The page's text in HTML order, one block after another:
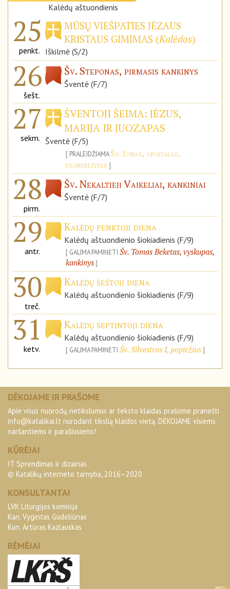
Kalėdų aštuondienis
25
penkt.
MŪSŲ VIEŠPATIES JĖZAUS
KRISTAUS GIMIMAS (Kalėdos)
Iškilmė (S/2)
26
šešt.
Šv. Steponas, pirmasis kankinys
Šventė (F/7)
27
sekm.
ŠVENTOJI ŠEIMA: JĖZUS,
MARIJA IR JUOZAPAS
Šventė (F/5)
PRALEIDŽIAMAŠv. Jonas, apaštalas,
evangelistas
28
pirm.
Šv. Nekaltieji Vaikeliai, kankiniai
Šventė (F/7)
29
antr.
Kalėdų penktoji diena
Kalėdų aštuondienio šiokiadienis (F/9)
GALIMA PAMINĖTI Šv. Tomas Beketas, vyskupas,
kankinys
30
treč.
Kalėdų šeštoji diena
Kalėdų aštuondienio šiokiadienis (F/9)
31
ketv.
Kalėdų septintoji diena
Kalėdų aštuondienio šiokiadienis (F/9)
GALIMA PAMINĖTI Šv. Silvestras I, popiežius
DĖKOJAME IR PRAŠOME
Apie visus nuorodų netikslumus ar teksto klaidas prašome pranešti
info@katalikai.lt nurodant tikslią klaidos vietą. DĖKOJAME visiems
naršantiems ir parašiusiems!
KŪRĖJAI
IT Sprendimas ir dizainas
© Katalikų interneto tarnyba, 2016–2020
KONSULTANTAI
LVK Liturgijos komisija
Kan. Vygintas Gudeliūnas
Kun. Artūras Kazlauskas
RĖMĖJAI